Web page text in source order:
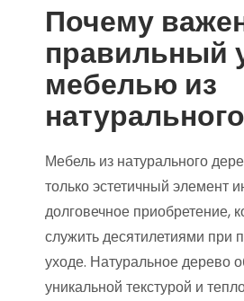
Почему
правильный
мебелью из
Мебель из натурального
только эстетичный элемент
долговечное приобретение,
служить десятилетиями при
уходе. Натуральное дерево
уникальной текстурой и